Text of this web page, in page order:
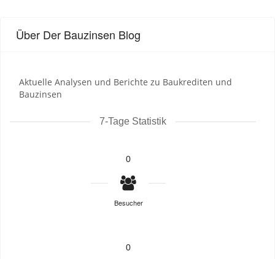
Über Der Bauzinsen Blog
Aktuelle Analysen und Berichte zu Baukrediten und
Bauzinsen
7-Tage Statistik
0
Besucher
0